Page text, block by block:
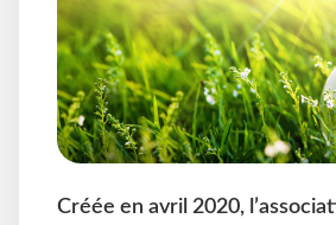
Créée en avril 2020,